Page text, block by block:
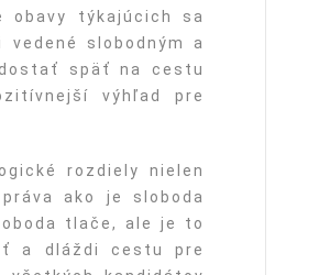
obavy týkajúcich sa
slobodným a
späť na cestu
výhľad pre
rozdiely nielen
ako je sloboda
tlače, ale je to
a dláždi cestu pre